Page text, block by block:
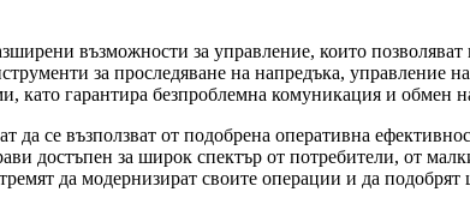
възможности за управление, които
за проследяване на напредъка, управление
като гарантира безпроблемна комуникация и обмен
да се възползват от подобрена оперативна
достъпен за широк спектър от потребители, от
да модернизират своите операции и да подобрят